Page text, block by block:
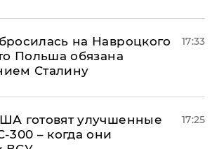
на Навроцкого
Польша обязана
Сталину
17:33
готовят улучшенные
300 – когда они
17:25